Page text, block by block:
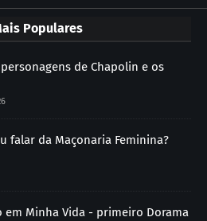
Populares
de Chapolin e os
falar da Maçonaria Feminina?
em Minha Vida - primeiro Dorama